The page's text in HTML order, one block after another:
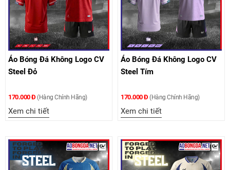
Áo Bóng Đá Không Logo CV
Steel Đỏ
170.000 Đ (Hàng Chính Hãng)
Xem chi tiết
Áo Bóng Đá Không Logo CV
Steel Tím
170.000 Đ (Hàng Chính Hãng)
Xem chi tiết